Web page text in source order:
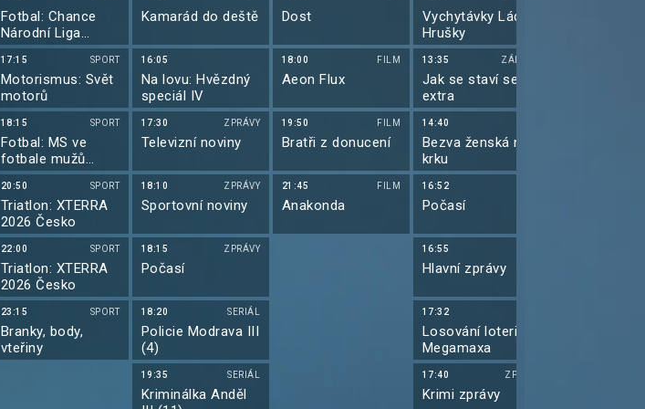
Fotbal: Chance
Národní Liga
2026/2027
17:15 SPORT
Motorismus: Svět
motorů
18:15 SPORT
Fotbal: MS ve
fotbale mužů
2026
20:50 SPORT
Triatlon: XTERRA
2026 Česko
22:00 SPORT
Triatlon: XTERRA
2026 Česko
23:15 SPORT
Branky, body,
vteřiny
a utrpěla vážný úraz
hlavy. Když se
Lea nepoznává.
Zranění mozku
vymazalo všechny
vzpomínky na jejich
společný život. Do
nemocnice se
dostavili také její
rodiče, ty kupodivu
sobě, Leo se ale
přesvědčen, že Paige
když budou spolu.
Leo svou ženu
hluboce miluje, slíbili
si věčnou lásku, ať se
nedovede představit
život bez ní. Paige se
ale vzpomínky
nevracejí. Když se
jednou ztratí ve
městě, zavolá své
matce, protože je to
jediné telefonní číslo,
Kamarád do deště
16:05
Na lovu: Hvězdný
speciál IV
17:30 ZPRÁVY
Televizní noviny
18:10 ZPRÁVY
Sportovní noviny
18:15 ZPRÁVY
Počasí
18:20 SERIÁL
Policie Modrava III
(4)
19:35 SERIÁL
Kriminálka Anděl
Dost
18:00 FILM
Aeon Flux
19:50 FILM
Bratři z donucení
21:45 FILM
Anakonda
Vychytávky Ládi
Hrušky
13:35 ZÁBAVA
Jak se staví sen -
extra
14:40
Bezva ženská na
krku
16:52
Počasí
16:55
Hlavní zprávy
17:32
Losování loterie
Megamaxa
17:40 ZPRÁVY
Krimi zprávy